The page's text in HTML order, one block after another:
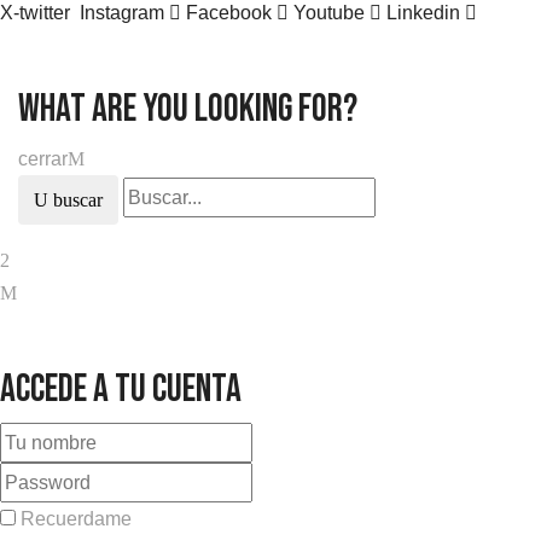
X-twitter Instagram Facebook Youtube Linkedin
what are you looking for?
cerrar
buscar
Accede a tu cuenta
Recuerdame